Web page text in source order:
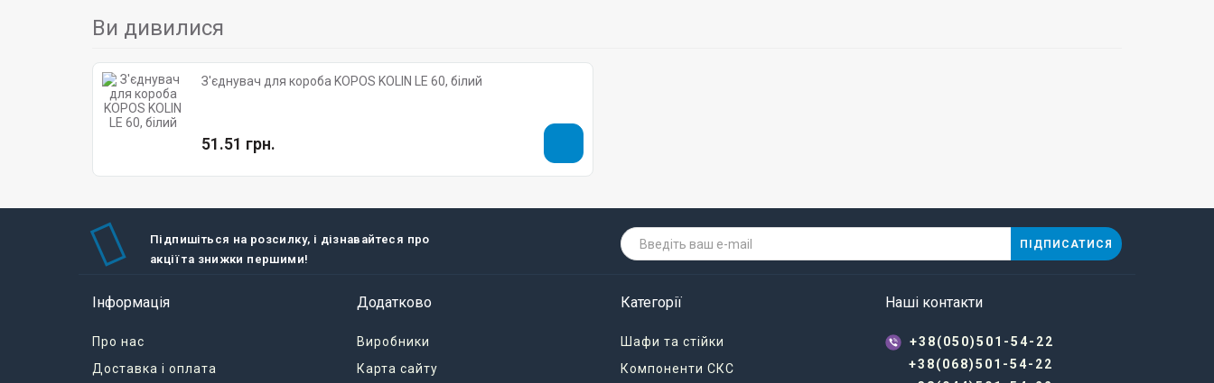
Ви дивилися
З'єднувач для короба KOPOS KOLIN LE 60, білий
51.51 грн.
Підпишіться на розсилку, і дізнавайтеся про
акції та знижки першими!
ПІДПИСАТИСЯ
Інформація
Про нас
Доставка і оплата
Додатково
Виробники
Карта сайту
Категорії
Шафи та стійки
Компоненти СКС
Наші контакти
+38(050)501-54-22
+38(068)501-54-22